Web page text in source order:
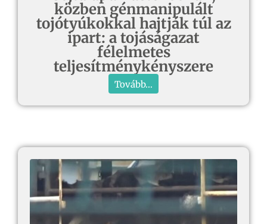
közben génmanipulált
tojótyúkokkal hajtják túl az
ipart: a tojáságazat
félelmetes
teljesítménykényszere
Tovább...